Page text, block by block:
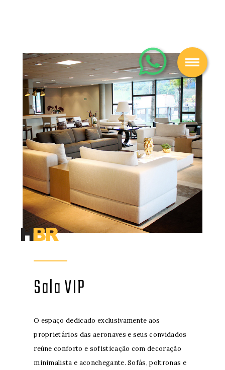
Sala VIP
O espaço dedicado exclusivamente aos
proprietários das aeronaves e seus convidados
reúne conforto e sofisticação com decoração
minimalista e aconchegante. Sofás, poltronas e